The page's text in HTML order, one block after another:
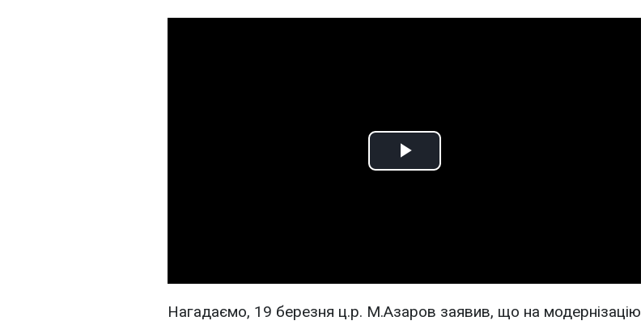
Play
Нагадаємо, 19 березня ц.р. М.Азаров заявив, що на модернізацію